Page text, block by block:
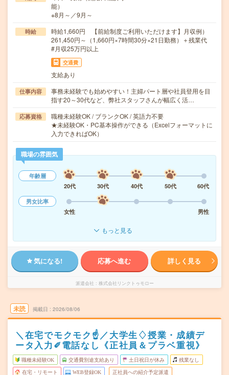
能）
※8月～／9月～
時給
時給1,660円 【前給制度ご利用いただけます】月収例）
261,450円～（1,660円×7時間30分×21日勤務）＋残業代
#月収25万円以上
交通費
支給あり
仕事内容
事務未経験でも始めやすい！主婦パート層や社員登用を目
指す20～30代など、弊社スタッフさんが幅広く活…
応募資格
職種未経験OK / ブランクOK / 英語力不要
★未経験OK・PC基本操作ができる（Excelフォーマットに
入力できればOK）
職場の雰囲気
年齢層
20代
30代 40代 50代
60代
男女比率
女性
男性
もっと見る
気になる! 応募へ進む 詳しく見る
派遣会社 株式会社リンクトゥモロー
未読 掲載日 2026/08/06
＼在宅でモクモク☝／大学生♢授業・成績デ
ータ入力✐電話なし《正社員＆プラベ重視》
職種未経験OK 交通費別途支給あり 土日祝日が休み 残業なし
在宅・リモート WEB登録OK 正社員への紹介予定派遣